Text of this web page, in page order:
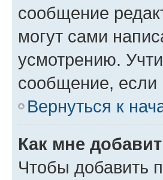
сообщение
могут сами
усмотрению.
сообщение, если
Вернуться к
Как мне
Чтобы добавить